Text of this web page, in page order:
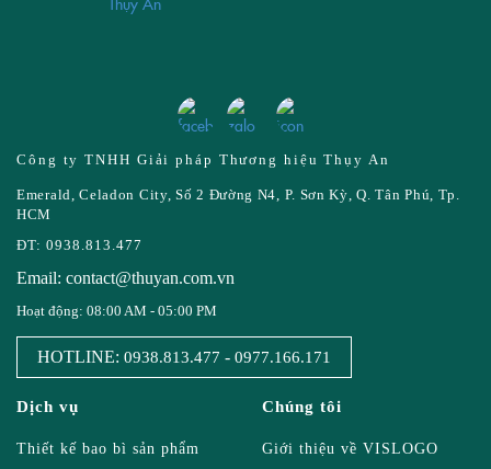
Công ty TNHH Giải pháp Thương hiệu Thụy An
Emerald, Celadon City, Số 2 Đường N4, P. Sơn Kỳ, Q. Tân Phú, Tp.
HCM
ĐT: 0938.813.477
Email: contact@thuyan.com.vn
Hoạt động: 08:00 AM - 05:00 PM
HOTLINE: 0938.813.477 - 0977.166.171
Dịch vụ
Thiết kế bao bì sản phẩm
Chúng tôi
Giới thiệu về VISLOGO